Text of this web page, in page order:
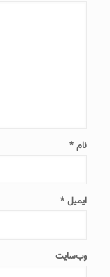
نام *
ایمیل *
وب‌سایت